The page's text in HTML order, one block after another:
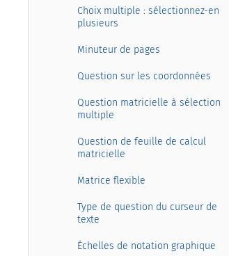
Choix multiple : sélectionnez-en
plusieurs
Minuteur de pages
Question sur les coordonnées
Question matricielle à sélection
multiple
Question de feuille de calcul
matricielle
Matrice flexible
Type de question du curseur de
texte
Échelles de notation graphique